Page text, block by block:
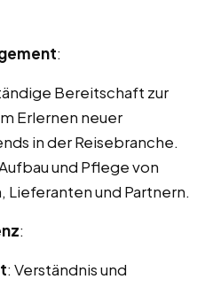
:
Bereitschaft zur
Erlernen neuer
in der Reisebranche.
und Pflege von
Lieferanten und Partnern.
:
: Verständnis und